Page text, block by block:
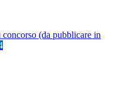
(da pubblicare in